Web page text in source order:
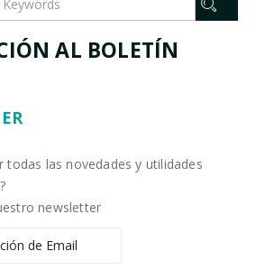
AL BOLETÍN
todas las novedades y utilidades
newsletter